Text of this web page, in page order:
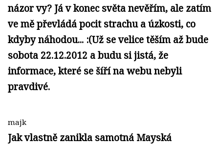
názor vy? Já v konec světa nevěřím, ale zatím
ve mě převládá pocit strachu a úzkosti, co
kdyby náhodou... :(Už se velice těším až bude
sobota 22.12.2012 a budu si jistá, že
informace, které se šíří na webu nebyli
pravdivé.
majk
Jak vlastně zanikla samotná Mayská